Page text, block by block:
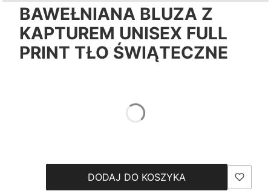
BAWEŁNIANA BLUZA Z
KAPTUREM UNISEX FULL
PRINT TŁO ŚWIĄTECZNE
DODAJ DO KOSZYKA